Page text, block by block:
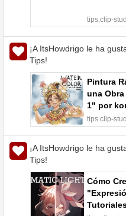
tips.clip-
¡A ItsHowdrigo le ha
Tips!
Pintura
una
1" por
tips.clip-
¡A ItsHowdrigo le ha
Tips!
Cómo